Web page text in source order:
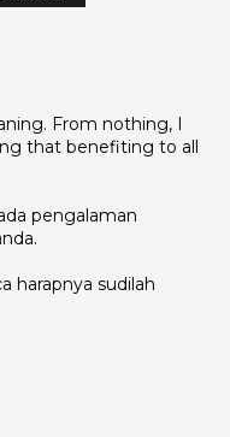
From nothing, I
that benefiting to all
pengalaman
harapnya sudilah